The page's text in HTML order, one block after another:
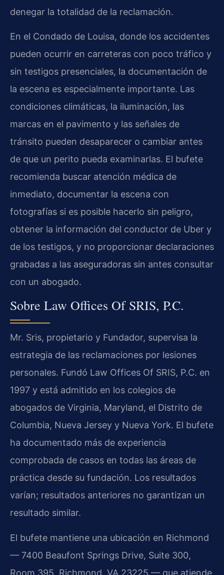
denegar la totalidad de la reclamación.
En el Condado de Louisa, donde los accidentes
pueden ocurrir en carreteras con poco tráfico y
sin testigos presenciales, la documentación de
la escena es especialmente importante. Las
condiciones climáticas, la iluminación, las
marcas en el pavimento y las señales de
tránsito pueden desaparecer o cambiar antes
de que un perito pueda examinarlas. El bufete
recomienda buscar atención médica de
inmediato, documentar la escena con
fotografías si es posible hacerlo sin peligro,
obtener la información del conductor de Uber y
de los testigos, y no proporcionar declaraciones
grabadas a las aseguradoras sin antes consultar
con un abogado.
Sobre Law Offices Of SRIS, P.C.
Mr. Sris, propietario y Fundador, supervisa la
estrategia de las reclamaciones por lesiones
personales. Fundó Law Offices Of SRIS, P.C. en
1997 y está admitido en los colegios de
abogados de Virginia, Maryland, el Distrito de
Columbia, Nueva Jersey y Nueva York. El bufete
ha documentado más de experiencia
comprobada de casos en todas las áreas de
práctica desde su fundación. Los resultados
varían; resultados anteriores no garantizan un
resultado similar.
El bufete mantiene una ubicación en Richmond
— 7400 Beaufont Springs Drive, Suite 300,
Room 395, Richmond, VA 23225 — que atiende